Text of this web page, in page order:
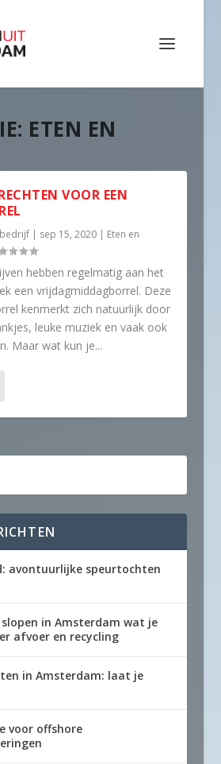
ETEN EN
VOOR EEN
| sep 15, 2020| Eten en
hebben regelmatig aan het
een vrijdagmiddagborrel. Deze
kenmerkt zich natuurlijk door
leuke muziek en vaak ook
Maar wat kun je...
avontuurlijke speurtochten
in Amsterdam wat je
afvoer en recycling
in Amsterdam: laat je
voor offshore